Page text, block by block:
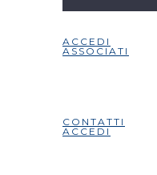
ACCEDI
CONTATTI
ASSOCIATI
ACCEDI